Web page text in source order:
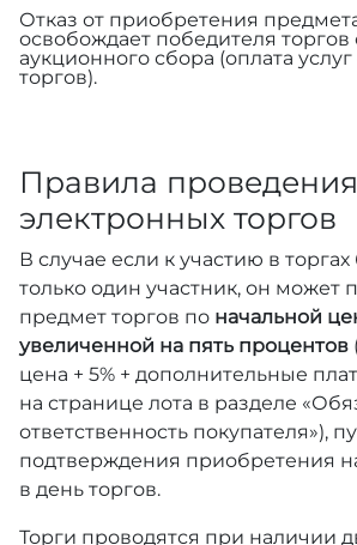
Отказ от приобретения
освобождает победителя торгов
аукционного сбора (оплата
торгов).
Правила проведения
электронных торгов
В случае если к участию в
только один участник, он может
предмет торгов по начальной
увеличенной на пять процентов
цена + 5% + дополнительные
на странице лота в разделе
ответственность покупателя»),
подтверждения приобретения
в день торгов.
Торги проводятся при наличии